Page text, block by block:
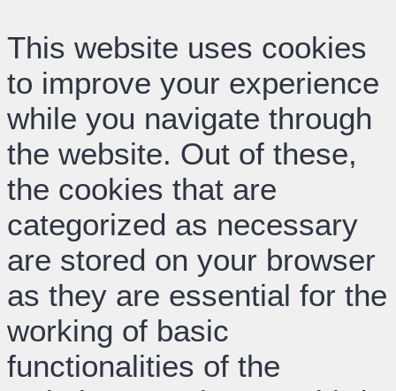
This website uses cookies
to improve your experience
while you navigate through
the website. Out of these,
the cookies that are
categorized as necessary
are stored on your browser
as they are essential for the
working of basic
functionalities of the